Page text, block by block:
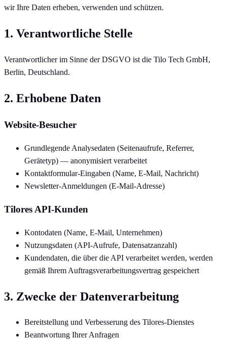
wir Ihre Daten erheben, verwenden und schützen.
1. Verantwortliche Stelle
Verantwortlicher im Sinne der DSGVO ist die Tilo Tech GmbH,
Berlin, Deutschland.
2. Erhobene Daten
Website-Besucher
Grundlegende Analysedaten (Seitenaufrufe, Referrer,
Gerätetyp) — anonymisiert verarbeitet
Kontaktformular-Eingaben (Name, E-Mail, Nachricht)
Newsletter-Anmeldungen (E-Mail-Adresse)
Tilores API-Kunden
Kontodaten (Name, E-Mail, Unternehmen)
Nutzungsdaten (API-Aufrufe, Datensatzanzahl)
Kundendaten, die über die API verarbeitet werden, werden
gemäß Ihrem Auftragsverarbeitungsvertrag gespeichert
3. Zwecke der Datenverarbeitung
Bereitstellung und Verbesserung des Tilores-Dienstes
Beantwortung Ihrer Anfragen